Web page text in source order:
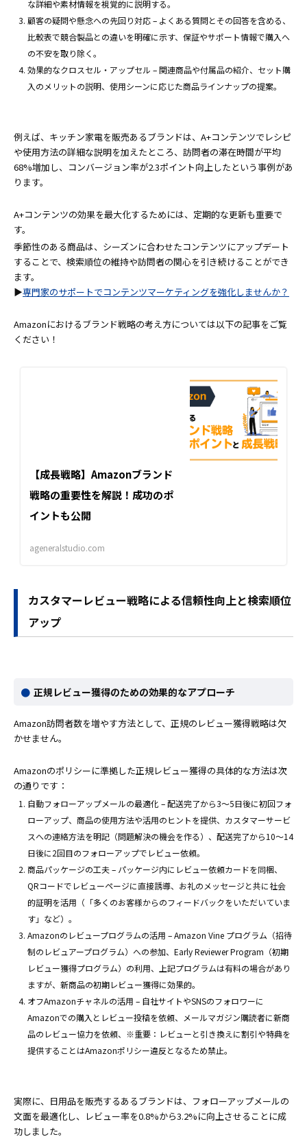
な詳細や素材情報を視覚的に説明する。
顧客の疑問や懸念への先回り対応 – よくある質問とその回答を含める、
比較表で競合製品との違いを明確に示す、保証やサポート情報で購入へ
の不安を取り除く。
効果的なクロスセル・アップセル – 関連商品や付属品の紹介、セット購
入のメリットの説明、使用シーンに応じた商品ラインナップの提案。
例えば、キッチン家電を販売あるブランドは、A+コンテンツでレシピ
や使用方法の詳細な説明を加えたところ、訪問者の滞在時間が平均
68%増加し、コンバージョン率が2.3ポイント向上したという事例があ
ります。
A+コンテンツの効果を最大化するためには、定期的な更新も重要で
す。
季節性のある商品は、シーズンに合わせたコンテンツにアップデート
することで、検索順位の維持や訪問者の関心を引き続けることができ
ます。
▶専門家のサポートでコンテンツマーケティングを強化しませんか？
Amazonにおけるブランド戦略の考え方については以下の記事をご覧
ください！
【成長戦略】Amazonブランド
戦略の重要性を解説！成功のポ
イントも公開
ageneralstudio.com
カスタマーレビュー戦略による信頼性向上と検索順位
アップ
正規レビュー獲得のための効果的なアプローチ
Amazon訪問者数を増やす方法として、正規のレビュー獲得戦略は欠
かせません。
Amazonのポリシーに準拠した正規レビュー獲得の具体的な方法は次
の通りです：
自動フォローアップメールの最適化 – 配送完了から3〜5日後に初回フォ
ローアップ、商品の使用方法や活用のヒントを提供、カスタマーサービ
スへの連絡方法を明記（問題解決の機会を作る）、配送完了から10〜14
日後に2回目のフォローアップでレビュー依頼。
商品パッケージの工夫 – パッケージ内にレビュー依頼カードを同梱、
QRコードでレビューページに直接誘導、お礼のメッセージと共に社会
的証明を活用（「多くのお客様からのフィードバックをいただいていま
す」など）。
Amazonのレビュープログラムの活用 – Amazon Vine プログラム（招待
制のレビュアープログラム）への参加、Early Reviewer Program（初期
レビュー獲得プログラム）の利用、上記プログラムは有料の場合があり
ますが、新商品の初期レビュー獲得に効果的。
オフAmazonチャネルの活用 – 自社サイトやSNSのフォロワーに
Amazonでの購入とレビュー投稿を依頼、メールマガジン購読者に新商
品のレビュー協力を依頼、※重要：レビューと引き換えに割引や特典を
提供することはAmazonポリシー違反となるため禁止。
実際に、日用品を販売するあるブランドは、フォローアップメールの
文面を最適化し、レビュー率を0.8%から3.2%に向上させることに成
功しました。